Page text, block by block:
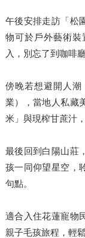
午後安排走訪「松
物可於戶外藝術裝
入，別忘了到咖啡
傍晚若想避開人潮
業），當地人私藏
米」與現榨甘蔗汁
最後回到白陽山莊
孩一同仰望星空，
句點。
適合入住花蓮寵物
親子毛孩旅程，輕